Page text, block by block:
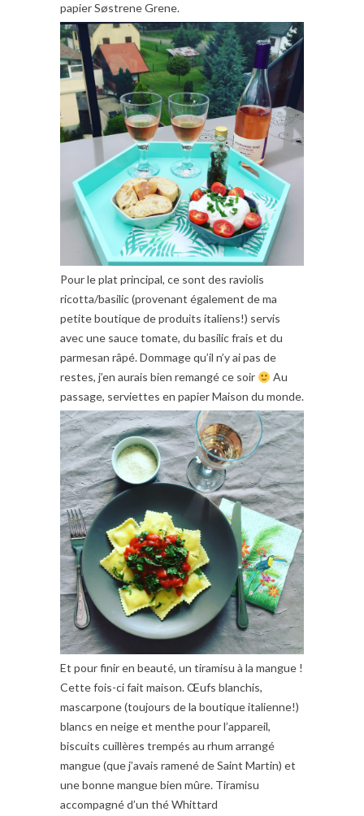
papier Søstrene Grene.
Pour le plat principal, ce sont des raviolis
ricotta/basilic (provenant également de ma
petite boutique de produits italiens!) servis
avec une sauce tomate, du basilic frais et du
parmesan râpé. Dommage qu’il n’y ai pas de
restes, j’en aurais bien remangé ce soir
Au
passage, serviettes en papier Maison du monde.
Et pour finir en beauté, un tiramisu à la mangue !
Cette fois-ci fait maison. Œufs blanchis,
mascarpone (toujours de la boutique italienne!)
blancs en neige et menthe pour l’appareil,
biscuits cuillères trempés au rhum arrangé
mangue (que j’avais ramené de Saint Martin) et
une bonne mangue bien mûre. Tiramisu
accompagné d’un thé Whittard